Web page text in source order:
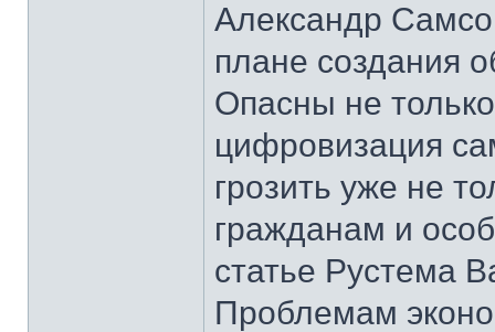
Александр
плане создания
Опасны не
цифровизация
грозить уже не
гражданам и
статье Рустема
Проблемам